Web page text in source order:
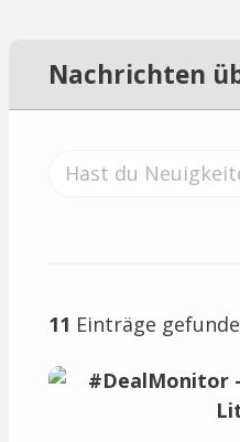
Nachrichten
11 Einträge